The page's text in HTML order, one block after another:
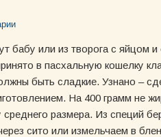
бабу или из творога с яйцом и
в пасхальную кошелку
быть сладкие. Узнано –
На 400 грамм не
размера. Из специй
сито или измельчаем в